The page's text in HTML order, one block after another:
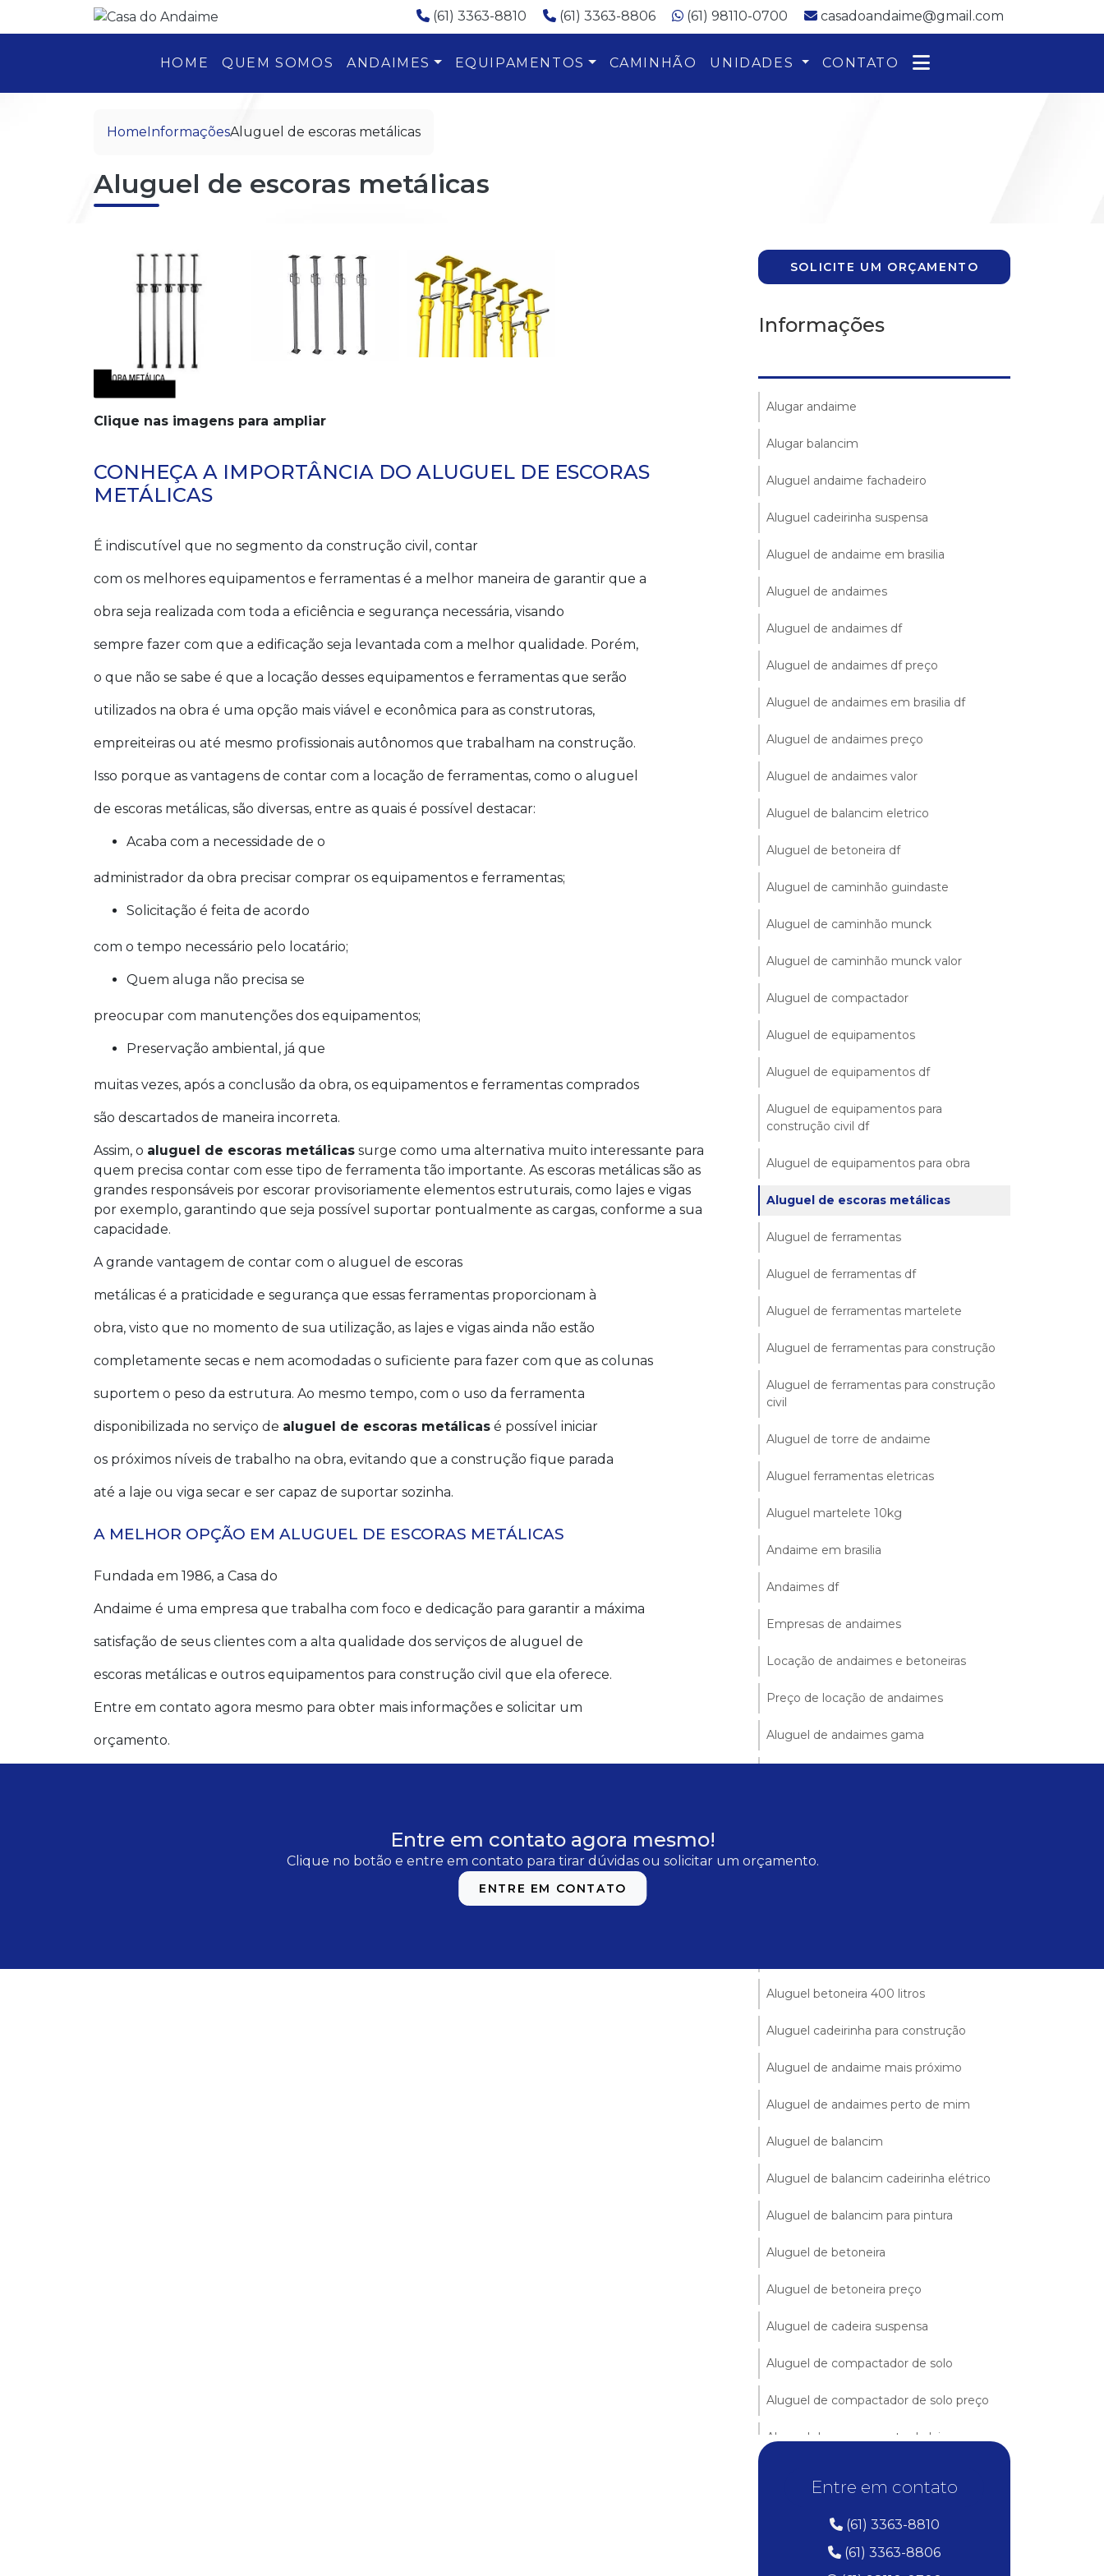
(61) 3363-8810 (61) 3363-8806 (61) 98110-0700 casadoandaime@gmail.com
HOME QUEM SOMOS ANDAIMES EQUIPAMENTOS CAMINHÃO UNIDADES CONTATO
HomeInformaçõesAluguel de escoras metálicas
Aluguel de escoras metálicas
Clique nas imagens para ampliar
CONHEÇA A IMPORTÂNCIA DO ALUGUEL DE ESCORAS
METÁLICAS
É indiscutível que no segmento da construção civil, contar
com os melhores equipamentos e ferramentas é a melhor maneira de garantir que a
obra seja realizada com toda a eficiência e segurança necessária, visando
sempre fazer com que a edificação seja levantada com a melhor qualidade. Porém,
o que não se sabe é que a locação desses equipamentos e ferramentas que serão
utilizados na obra é uma opção mais viável e econômica para as construtoras,
empreiteiras ou até mesmo profissionais autônomos que trabalham na construção.
Isso porque as vantagens de contar com a locação de ferramentas, como o aluguel
de escoras metálicas, são diversas, entre as quais é possível destacar:
Acaba com a necessidade de o
administrador da obra precisar comprar os equipamentos e ferramentas;
Solicitação é feita de acordo
com o tempo necessário pelo locatário;
Quem aluga não precisa se
preocupar com manutenções dos equipamentos;
Preservação ambiental, já que
muitas vezes, após a conclusão da obra, os equipamentos e ferramentas comprados
são descartados de maneira incorreta.
Assim, o aluguel de escoras metálicas surge como uma alternativa muito interessante para
quem precisa contar com esse tipo de ferramenta tão importante. As escoras metálicas são as
grandes responsáveis por escorar provisoriamente elementos estruturais, como lajes e vigas
por exemplo, garantindo que seja possível suportar pontualmente as cargas, conforme a sua
capacidade.
A grande vantagem de contar com o aluguel de escoras
metálicas é a praticidade e segurança que essas ferramentas proporcionam à
obra, visto que no momento de sua utilização, as lajes e vigas ainda não estão
completamente secas e nem acomodadas o suficiente para fazer com que as colunas
suportem o peso da estrutura. Ao mesmo tempo, com o uso da ferramenta
disponibilizada no serviço de aluguel de escoras metálicas é possível iniciar
os próximos níveis de trabalho na obra, evitando que a construção fique parada
até a laje ou viga secar e ser capaz de suportar sozinha.
A MELHOR OPÇÃO EM ALUGUEL DE ESCORAS METÁLICAS
Fundada em 1986, a Casa do
Andaime é uma empresa que trabalha com foco e dedicação para garantir a máxima
satisfação de seus clientes com a alta qualidade dos serviços de aluguel de
escoras metálicas e outros equipamentos para construção civil que ela oferece.
Entre em contato agora mesmo para obter mais informações e solicitar um
orçamento.
Entre em contato agora mesmo!
Clique no botão e entre em contato para tirar dúvidas ou solicitar um orçamento.
ENTRE EM CONTATO
SOLICITE UM ORÇAMENTO
Informações
Alugar andaime
Alugar balancim
Aluguel andaime fachadeiro
Aluguel cadeirinha suspensa
Aluguel de andaime em brasilia
Aluguel de andaimes
Aluguel de andaimes df
Aluguel de andaimes df preço
Aluguel de andaimes em brasilia df
Aluguel de andaimes preço
Aluguel de andaimes valor
Aluguel de balancim eletrico
Aluguel de betoneira df
Aluguel de caminhão guindaste
Aluguel de caminhão munck
Aluguel de caminhão munck valor
Aluguel de compactador
Aluguel de equipamentos
Aluguel de equipamentos df
Aluguel de equipamentos para
construção civil df
Aluguel de equipamentos para obra
Aluguel de escoras metálicas
Aluguel de ferramentas
Aluguel de ferramentas df
Aluguel de ferramentas martelete
Aluguel de ferramentas para construção
Aluguel de ferramentas para construção
civil
Aluguel de torre de andaime
Aluguel ferramentas eletricas
Aluguel martelete 10kg
Andaime em brasilia
Andaimes df
Empresas de andaimes
Locação de andaimes e betoneiras
Preço de locação de andaimes
Aluguel de andaimes gama
Aluguel betoneira 400 litros
Aluguel cadeirinha para construção
Aluguel de andaime mais próximo
Aluguel de andaimes perto de mim
Aluguel de balancim
Aluguel de balancim cadeirinha elétrico
Aluguel de balancim para pintura
Aluguel de betoneira
Aluguel de betoneira preço
Aluguel de cadeira suspensa
Aluguel de compactador de solo
Aluguel de compactador de solo preço
Aluguel de escoramento de laje preço
Aluguel de gerador
Entre em contato
(61) 3363-8810
(61) 3363-8806